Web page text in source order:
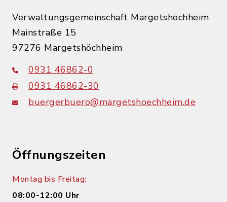
Verwaltungsgemeinschaft Margetshöchheim
Mainstraße 15
97276 Margetshöchheim
0931 46862-0
0931 46862-30
buergerbuero@margetshoechheim.de
Öffnungszeiten
Montag bis Freitag:
08:00-12:00 Uhr